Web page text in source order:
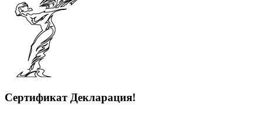
Сертификат Декларация!